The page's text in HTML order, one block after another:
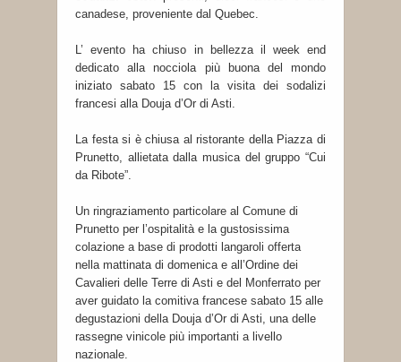
canadese, proveniente dal Quebec.
L’ evento ha chiuso in bellezza il week end
dedicato alla nocciola più buona del mondo
iniziato sabato 15 con la visita dei sodalizi
francesi alla Douja d’Or di Asti.
La festa si è chiusa al ristorante della Piazza di
Prunetto, allietata dalla musica del gruppo “Cui
da Ribote”.
Un ringraziamento particolare al Comune di
Prunetto per l’ospitalità e la gustosissima
colazione a base di prodotti langaroli offerta
nella mattinata di domenica e all’Ordine dei
Cavalieri delle Terre di Asti e del Monferrato per
aver guidato la comitiva francese sabato 15 alle
degustazioni della Douja d’Or di Asti, una delle
rassegne vinicole più importanti a livello
nazionale.